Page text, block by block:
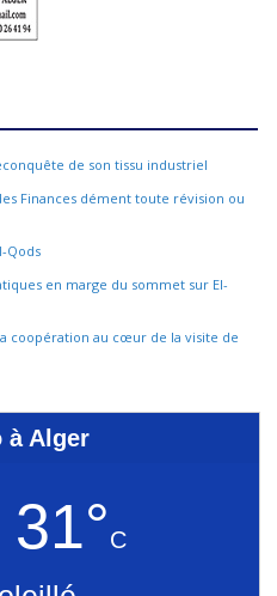
de son tissu industriel
Finances dément toute révision ou
Qods
en marge du sommet sur El-
coopération au cœur de la visite de
à Alger
31°C